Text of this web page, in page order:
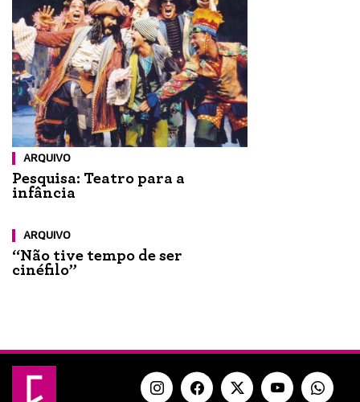
ARQUIVO
Pesquisa: Teatro para a
infância
ARQUIVO
“Não tive tempo de ser
cinéfilo”